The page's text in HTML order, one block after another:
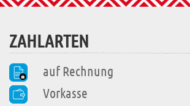
ZAHLARTEN
auf Rechnung
Vorkasse